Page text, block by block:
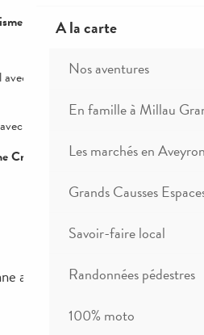
A la carte
Nos aventures
En famille à Millau
Les marchés en
Grands Causses
Savoir-faire local
Randonnées pédestres
100% moto